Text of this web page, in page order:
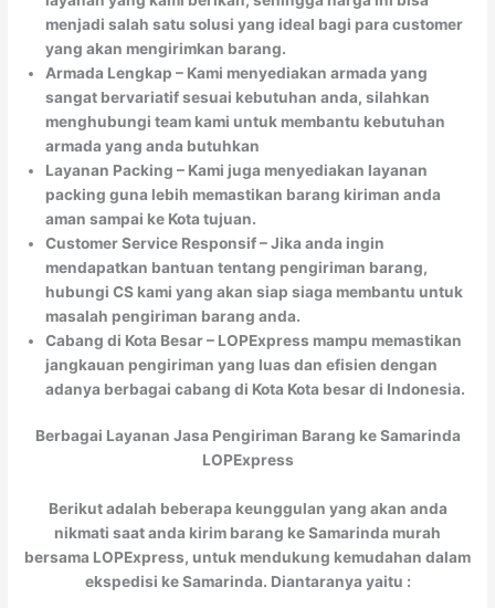
menjadi salah satu solusi yang ideal bagi para customer
yang akan mengirimkan barang.
Armada Lengkap – Kami menyediakan armada yang
sangat bervariatif sesuai kebutuhan anda, silahkan
menghubungi team kami untuk membantu kebutuhan
armada yang anda butuhkan
Layanan Packing – Kami juga menyediakan layanan
packing guna lebih memastikan barang kiriman anda
aman sampai ke Kota tujuan.
Customer Service Responsif – Jika anda ingin
mendapatkan bantuan tentang pengiriman barang,
hubungi CS kami yang akan siap siaga membantu untuk
masalah pengiriman barang anda.
Cabang di Kota Besar – LOPExpress mampu memastikan
jangkauan pengiriman yang luas dan efisien dengan
adanya berbagai cabang di Kota Kota besar di Indonesia.
Berbagai Layanan Jasa Pengiriman Barang ke Samarinda
LOPExpress
Berikut adalah beberapa keunggulan yang akan anda
nikmati saat anda kirim barang ke Samarinda murah
bersama LOPExpress, untuk mendukung kemudahan dalam
ekspedisi ke Samarinda. Diantaranya yaitu :